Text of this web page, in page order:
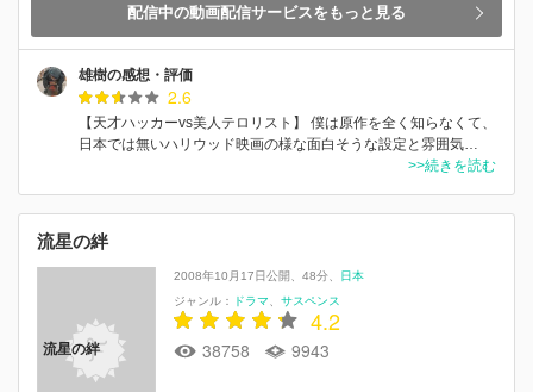
配信中の動画配信サービスをもっと見る
雄樹の感想・評価
2.6
【天才ハッカーvs美人テロリスト】 僕は原作を全く知らなくて、
日本では無いハリウッド映画の様な面白そうな設定と雰囲気…
>>続きを読む
流星の絆
流星の絆
2008年10月17日公開 48分
日本
ジャンル：
ドラマ サスペンス
4.2
38758 9943